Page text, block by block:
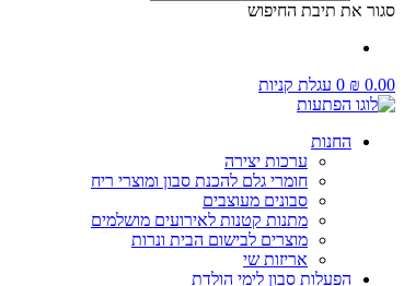
סגור את תיבת החיפוש
₪ 0.00
0 עגלת קניות
החנות
ערכות יצירה
חומרי גלם להכנת סבון ומוצרי ריח
סבונים מעוצבים
מתנות קטנות לאירועים מושלמים
מוצרים לבישום הבית ונרות
אריזות שי
הפעלות סבון לימי הולדת